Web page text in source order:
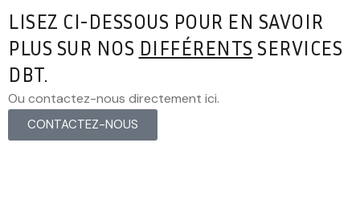
LISEZ CI-DESSOUS POUR EN SAVOIR
PLUS SUR NOS DIFFÉRENTS SERVICES
DBT.
Ou contactez-nous directement ici.
CONTACTEZ-NOUS